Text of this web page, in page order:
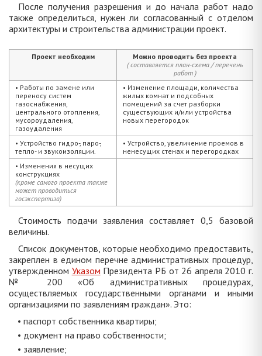
После получения разрешения и до начала работ надо
также определиться, нужен ли согласованный с отделом
архитектуры и строительства администрации проект.
Проект необходим
Можно проводить без проекта
( составляется план-схема / перечень
работ )
• Работы по замене или
переносу систем
газоснабжения,
центрального отопления,
мусороудаления,
газоудаления
• Изменение площади, количества
жилых комнат и подсобных
помещений за счет разборки
существующих и/или устройства
новых перегородок
• Устройство гидро-, паро-,
тепло- и звукоизоляции.
• Устройство, увеличение проемов в
ненесущих стенах и перегородках
• Изменения в несущих
конструкциях
(кроме самого проекта также
может проводиться
госэкспертиза)
Стоимость подачи заявления составляет 0,5 базовой
величины.
Список документов, которые необходимо предоставить,
закреплен в едином перечне административных процедур,
утвержденном Указом Президента РБ от 26 апреля 2010 г.
№ 200 «Об административных процедурах,
осуществляемых государственными органами и иными
организациями по заявлениям граждан». Это:
• паспорт собственника квартиры;
• документ на право собственности;
• заявление;